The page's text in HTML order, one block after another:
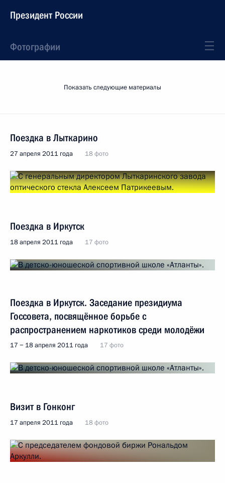
Президент России
Фотографии
Показать следующие материалы
Поездка в Лыткарино
27 апреля 2011 года 18 фото
Поездка в Иркутск
18 апреля 2011 года 17 фото
Поездка в Иркутск. Заседание президиума
Госсовета, посвящённое борьбе с
распространением наркотиков среди молодёжи
17 − 18 апреля 2011 года 17 фото
Визит в Гонконг
17 апреля 2011 года 18 фото